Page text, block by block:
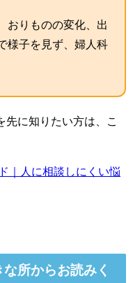
おりものの変化、出
様子を見ず、婦人科
先に知りたい方は、こ
｜人に相談しにくい悩
所からお読みく